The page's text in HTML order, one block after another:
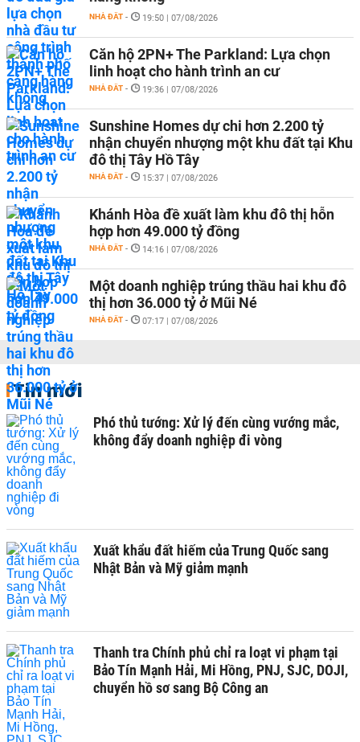
NHÀ ĐẤT - 19:50 | 07/08/2026
Căn hộ 2PN+ The Parkland: Lựa chọn
linh hoạt cho hành trình an cư
NHÀ ĐẤT - 19:36 | 07/08/2026
Sunshine Homes dự chi hơn 2.200 tỷ
nhận chuyển nhượng một khu đất tại Khu
đô thị Tây Hồ Tây
NHÀ ĐẤT - 15:37 | 07/08/2026
Khánh Hòa đề xuất làm khu đô thị hỗn
hợp hơn 49.000 tỷ đồng
NHÀ ĐẤT - 14:16 | 07/08/2026
Một doanh nghiệp trúng thầu hai khu đô
thị hơn 36.000 tỷ ở Mũi Né
NHÀ ĐẤT - 07:17 | 07/08/2026
Tin mới
Phó thủ tướng: Xử lý đến cùng vướng mắc,
không đẩy doanh nghiệp đi vòng
Xuất khẩu đất hiếm của Trung Quốc sang
Nhật Bản và Mỹ giảm mạnh
Thanh tra Chính phủ chỉ ra loạt vi phạm tại
Bảo Tín Mạnh Hải, Mi Hồng, PNJ, SJC, DOJI,
chuyển hồ sơ sang Bộ Công an